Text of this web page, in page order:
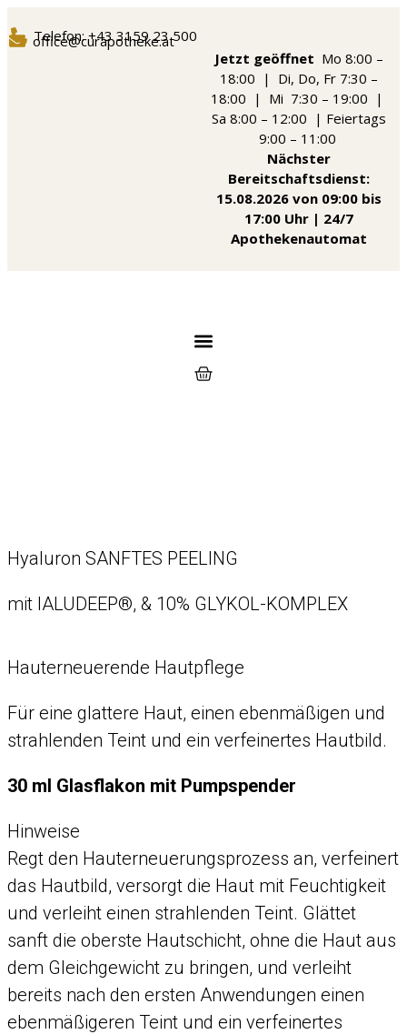
Telefon: +43 3159 23 500
office@curapotheke.at
Jetzt geöffnet Mo 8:00 –
18:00 | Di, Do, Fr 7:30 –
18:00 | Mi 7:30 – 19:00 |
Sa 8:00 – 12:00 | Feiertags
9:00 – 11:00
Nächster
Bereitschaftsdienst:
15.08.2026 von 09:00 bis
17:00 Uhr | 24/7
Apothekenautomat
Hyaluron SANFTES PEELING
mit IALUDEEP®, & 10% GLYKOL-KOMPLEX
Hauterneuerende Hautpflege
Für eine glattere Haut, einen ebenmäßigen und
strahlenden Teint und ein verfeinertes Hautbild.
30 ml Glasflakon mit Pumpspender
Hinweise
Regt den Hauterneuerungsprozess an, verfeinert
das Hautbild, versorgt die Haut mit Feuchtigkeit
und verleiht einen strahlenden Teint. Glättet
sanft die oberste Hautschicht, ohne die Haut aus
dem Gleichgewicht zu bringen, und verleiht
bereits nach den ersten Anwendungen einen
ebenmäßigeren Teint und ein verfeinertes